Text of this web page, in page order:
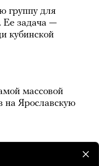
группу для
Ее задача —
кубинской
массовой
на Ярославскую
главой ФИФА.